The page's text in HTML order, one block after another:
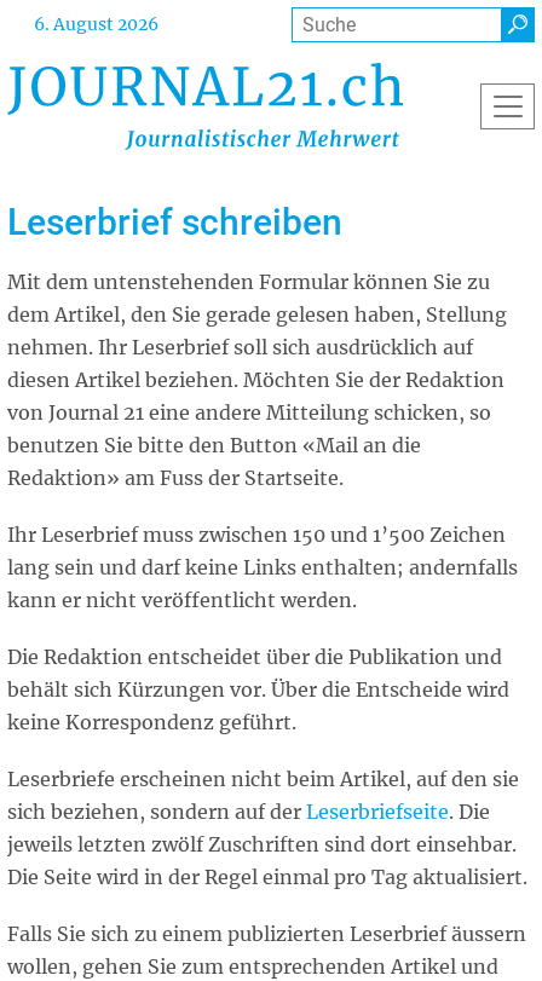
Direkt
Inhalt
6. August 2026 Suche
Leserbrief schreiben
Mit dem untenstehenden Formular können Sie zu
dem Artikel, den Sie gerade gelesen haben, Stellung
nehmen. Ihr Leserbrief soll sich ausdrücklich auf
diesen Artikel beziehen. Möchten Sie der Redaktion
von Journal 21 eine andere Mitteilung schicken, so
benutzen Sie bitte den Button «Mail an die
Redaktion» am Fuss der Startseite.
Ihr Leserbrief muss zwischen 150 und 1’500 Zeichen
lang sein und darf keine Links enthalten; andernfalls
kann er nicht veröffentlicht werden.
Die Redaktion entscheidet über die Publikation und
behält sich Kürzungen vor. Über die Entscheide wird
keine Korrespondenz geführt.
Leserbriefe erscheinen nicht beim Artikel, auf den sie
sich beziehen, sondern auf der Leserbriefseite. Die
jeweils letzten zwölf Zuschriften sind dort einsehbar.
Die Seite wird in der Regel einmal pro Tag aktualisiert.
Falls Sie sich zu einem publizierten Leserbrief äussern
wollen, gehen Sie zum entsprechenden Artikel und